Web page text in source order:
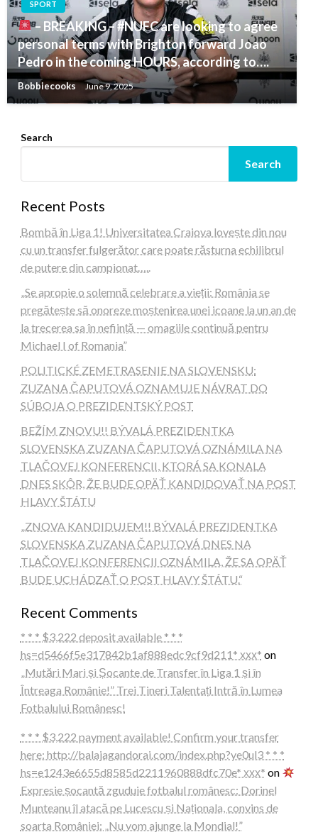
SPORT
– BREAKING – #NUFC are looking to agree
personal terms with Brighton forward Joao
Pedro in the coming HOURS, according to….
Bobbiecooks June 9, 2025
Search
Search
Recent Posts
Bombă în Liga 1! Universitatea Craiova lovește din nou
cu un transfer fulgerător care poate răsturna echilibrul
de putere din campionat…..
„Se apropie o solemnă celebrare a vieții: România se
pregătește să onoreze moștenirea unei icoane la un an de
la trecerea sa în neființă — omagiile continuă pentru
Michael I of Romania”
POLITICKÉ ZEMETRASENIE NA SLOVENSKU:
ZUZANA ČAPUTOVÁ OZNAMUJE NÁVRAT DO
SÚBOJA O PREZIDENTSKÝ POST
BEŽÍM ZNOVU!! BÝVALÁ PREZIDENTKA
SLOVENSKA ZUZANA ČAPUTOVÁ OZNÁMILA NA
TLAČOVEJ KONFERENCII, KTORÁ SA KONALA
DNES SKÔR, ŽE BUDE OPÄŤ KANDIDOVAŤ NA POST
HLAVY ŠTÁTU
„ZNOVA KANDIDUJEM!! BÝVALÁ PREZIDENTKA
SLOVENSKA ZUZANA ČAPUTOVÁ DNES NA
TLAČOVEJ KONFERENCII OZNÁMILA, ŽE SA OPÄŤ
BUDE UCHÁDZAŤ O POST HLAVY ŠTÁTU.“
Recent Comments
* * * $3,222 deposit available * * *
hs=d5466f5e317842b1af888edc9cf9d211* ххх* on
„Mutări Mari și Șocante de Transfer în Liga 1 și în
Întreaga Românie!” Trei Tineri Talentați Intră în Lumea
Fotbalului Românesc!
* * * $3,222 payment available! Confirm your transfer
here: http://balajagandorai.com/index.php?ye0ul3 * * *
hs=e1243e6655d8585d2211960888dfc70e* ххх* on
Expresie șocantă zguduie fotbalul românesc: Dorinel
Munteanu îl atacă pe Lucescu și Naționala, convins de
soarta României: „Nu vom ajunge la Mondial!”